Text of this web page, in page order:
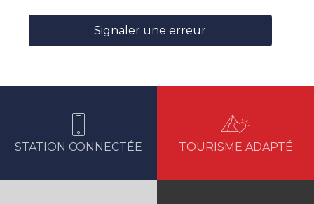
Signaler une erreur
STATION CONNECTÉE TOURISME ADAPTÉ